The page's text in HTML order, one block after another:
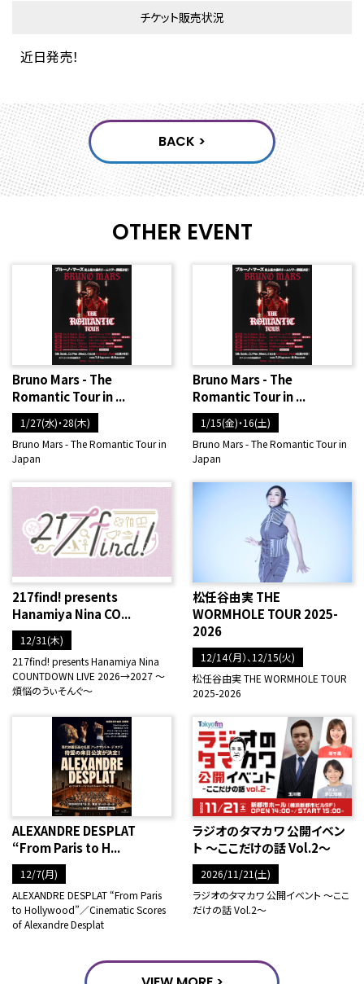
チケット販売状況
近日発売！
OTHER EVENT
Bruno Mars - The
Romantic Tour in ...
1/27(水)・28(木)
Bruno Mars - The Romantic Tour in
Japan
Bruno Mars - The
Romantic Tour in ...
1/15(金)・16(土)
Bruno Mars - The Romantic Tour in
Japan
217find! presents
Hanamiya Nina CO...
12/31(木)
217find! presents Hanamiya Nina
COUNTDOWN LIVE 2026→2027 ～
煩悩のうぃそんぐ～
松任谷由実 THE
WORMHOLE TOUR 2025-
2026
12/14（月）、12/15(火)
松任谷由実 THE WORMHOLE TOUR
2025-2026
ALEXANDRE DESPLAT
“From Paris to H...
12/7(月)
ALEXANDRE DESPLAT “From Paris
to Hollywood”／Cinematic Scores
of Alexandre Desplat
ラジオのタマカワ 公開イベン
ト ～ここだけの話 Vol.2～
2026/11/21(土)
ラジオのタマカワ 公開イベント ～ここ
だけの話 Vol.2～